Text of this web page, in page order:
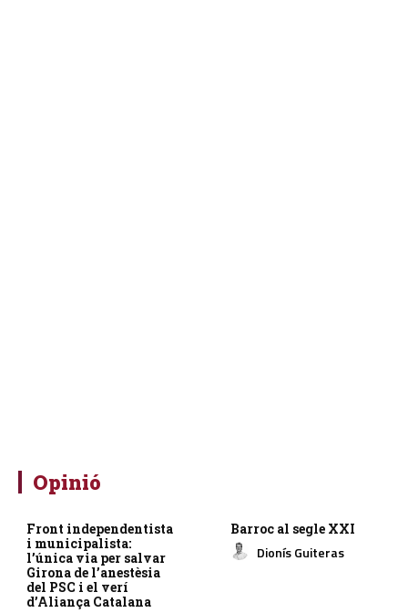
Opinió
Front independentista
i municipalista:
l’única via per salvar
Girona de l’anestèsia
del PSC i el verí
d’Aliança Catalana
Barroc al segle XXI
Dionís Guiteras